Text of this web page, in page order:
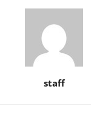
staff